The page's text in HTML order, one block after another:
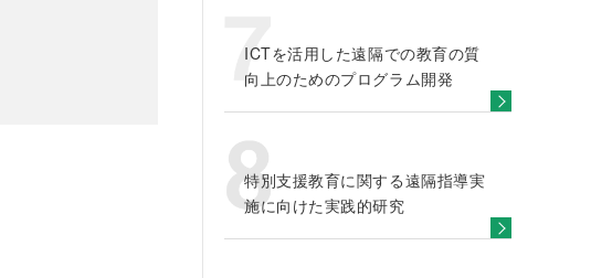
ICTを活用した遠隔での教育の質
向上のためのプログラム開発
特別支援教育に関する遠隔指導実
施に向けた実践的研究